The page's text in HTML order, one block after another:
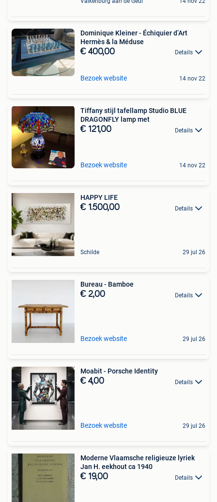
Dominique Kleiner - Échiquier d’Art
Hermès & la Méduse
€ 400,00 Details
Bezoek website 14 nov 22
Tiffany stijl tafellamp Studio BLUE
DRAGONFLY lamp met
€ 121,00 Details
Bezoek website 14 nov 22
HAPPY LIFE
€ 1.500,00 Details
Schilde 29 jul 26
Bureau - Bamboe
€ 2,00 Details
Bezoek website 29 jul 26
Moabit - Porsche Identity
€ 4,00 Details
Bezoek website 29 jul 26
Moderne Vlaamsche religieuze lyriek
Jan H. eekhout ca 1940
€ 19,00 Details